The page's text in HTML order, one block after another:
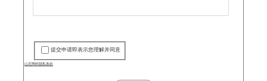
提交申请即表示您理解并同意
山石网科隐私条款